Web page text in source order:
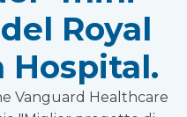
Royal
Hospital.
Vanguard Healthcare